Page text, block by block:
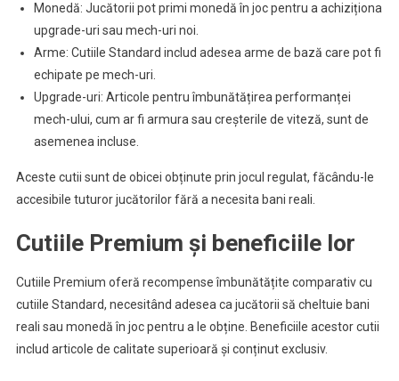
Monedă: Jucătorii pot primi monedă în joc pentru a achiziționa
upgrade-uri sau mech-uri noi.
Arme: Cutiile Standard includ adesea arme de bază care pot fi
echipate pe mech-uri.
Upgrade-uri: Articole pentru îmbunătățirea performanței
mech-ului, cum ar fi armura sau creșterile de viteză, sunt de
asemenea incluse.
Aceste cutii sunt de obicei obținute prin jocul regulat, făcându-le
accesibile tuturor jucătorilor fără a necesita bani reali.
Cutiile Premium și beneficiile lor
Cutiile Premium oferă recompense îmbunătățite comparativ cu
cutiile Standard, necesitând adesea ca jucătorii să cheltuie bani
reali sau monedă în joc pentru a le obține. Beneficiile acestor cutii
includ articole de calitate superioară și conținut exclusiv.